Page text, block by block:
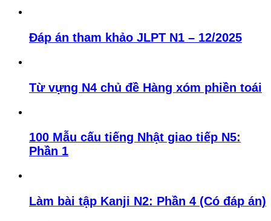
Đáp án tham khảo JLPT N1 – 12/2025
Từ vựng N4 chủ đề Hàng xóm phiền toái
100 Mẫu cấu tiếng Nhật giao tiếp N5:
Phần 1
Làm bài tập Kanji N2: Phần 4 (Có đáp án)